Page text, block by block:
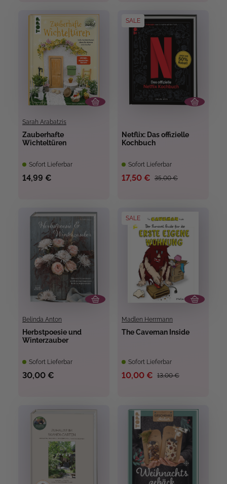
Sarah Arabatzis
Zauberhafte
Wichteltüren
Sofort Lieferbar
14,99 €
SALE
Netflix: Das offizielle
Kochbuch
Sofort Lieferbar
35,00 €
17,50 €
Belinda Anton
Herbstpoesie und
Winterzauber
Sofort Lieferbar
30,00 €
SALE
Madlen Herrmann
The Caveman Inside
Sofort Lieferbar
13,00 €
10,00 €